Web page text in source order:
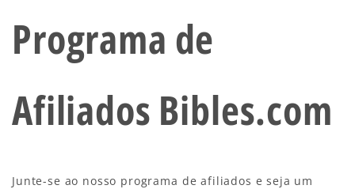
Programa de
Afiliados Bibles.com
Junte-se ao nosso programa de afiliados e seja um